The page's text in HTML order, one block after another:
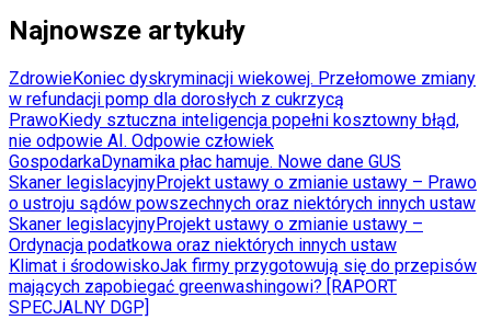
Najnowsze artykuły
ZdrowieKoniec dyskryminacji wiekowej. Przełomowe zmiany
w refundacji pomp dla dorosłych z cukrzycą
PrawoKiedy sztuczna inteligencja popełni kosztowny błąd,
nie odpowie AI. Odpowie człowiek
GospodarkaDynamika płac hamuje. Nowe dane GUS
Skaner legislacyjnyProjekt ustawy o zmianie ustawy – Prawo
o ustroju sądów powszechnych oraz niektórych innych ustaw
Skaner legislacyjnyProjekt ustawy o zmianie ustawy –
Ordynacja podatkowa oraz niektórych innych ustaw
Klimat i środowiskoJak firmy przygotowują się do przepisów
mających zapobiegać greenwashingowi? [RAPORT
SPECJALNY DGP]